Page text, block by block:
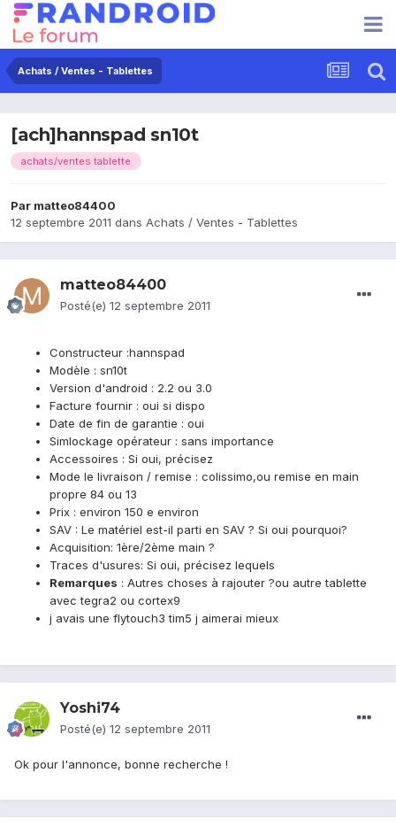
Achats / Ventes - Tablettes
[ach]hannspad sn10t
achats/ventes tablette
Par matteo84400
12 septembre 2011 dans Achats / Ventes - Tablettes
matteo84400
Posté(e) 12 septembre 2011
Constructeur :hannspad
Modèle : sn10t
Version d'android : 2.2 ou 3.0
Facture fournir : oui si dispo
Date de fin de garantie : oui
Simlockage opérateur : sans importance
Accessoires : Si oui, précisez
Mode le livraison / remise : colissimo,ou remise en main
propre 84 ou 13
Prix : environ 150 e environ
SAV : Le matériel est-il parti en SAV ? Si oui pourquoi?
Acquisition: 1ère/2ème main ?
Traces d'usures: Si oui, précisez lequels
Remarques : Autres choses à rajouter ?ou autre tablette
avec tegra2 ou cortex9
j avais une flytouch3 tim5 j aimerai mieux
Yoshi74
Posté(e) 12 septembre 2011
Ok pour l'annonce, bonne recherche !